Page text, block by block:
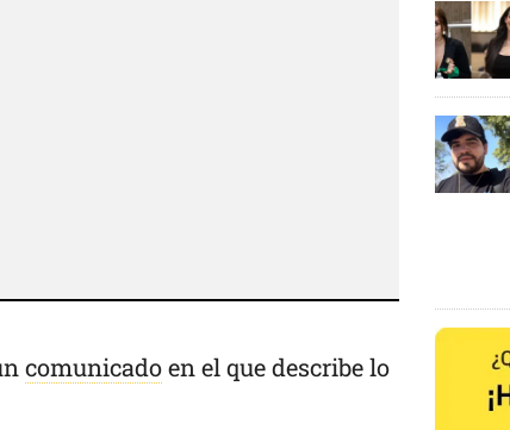
comunicadoen el que describe lo